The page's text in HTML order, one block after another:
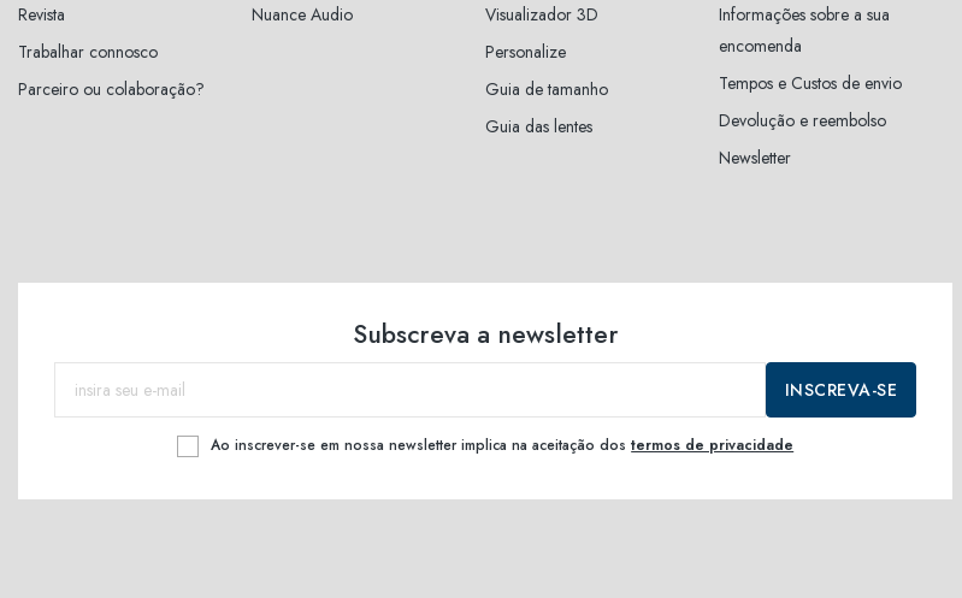
Revista
Trabalhar connosco
Parceiro ou colaboração?
Nuance Audio
Visualizador 3D
Personalize
Guia de tamanho
Guia das lentes
Informações sobre a sua
encomenda
Tempos e Custos de envio
Devolução e reembolso
Newsletter
Subscreva a newsletter
INSCREVA-SE
Ao inscrever-se em nossa newsletter implica na aceitação dostermos de privacidade